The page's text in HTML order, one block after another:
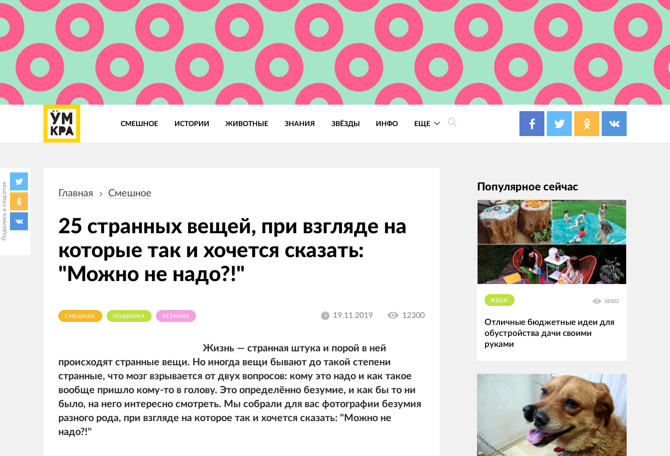
СМЕШНОЕ ИСТОРИИ ЖИВОТНЫЕ ЗНАНИЯ ЗВЁЗДЫ ИНФО ЕЩЕ
Поделись в соцсетях навигации
Главная Смешное
25 странных вещей, при взгляде на
которые так и хочется сказать:
"Можно не надо?!"
СМЕШНОЕ ПОДБОРКА БЕЗУМИЕ 19.11.2019 12300
Жизнь — странная штука и порой в ней
происходят странные вещи. Но иногда вещи бывают до такой степени
странные, что мозг взрывается от двух вопросов: кому это надо и как такое
вообще пришло кому-то в голову. Это определённо безумие, и как бы то ни
было, на него интересно смотреть. Мы собрали для вас фотографии безумия
разного рода, при взгляде на которое так и хочется сказать: "Можно не
надо?!"
Популярное сейчас
ИДЕИ 38302
Отличные бюджетные идеи для
обустройства дачи своими
руками